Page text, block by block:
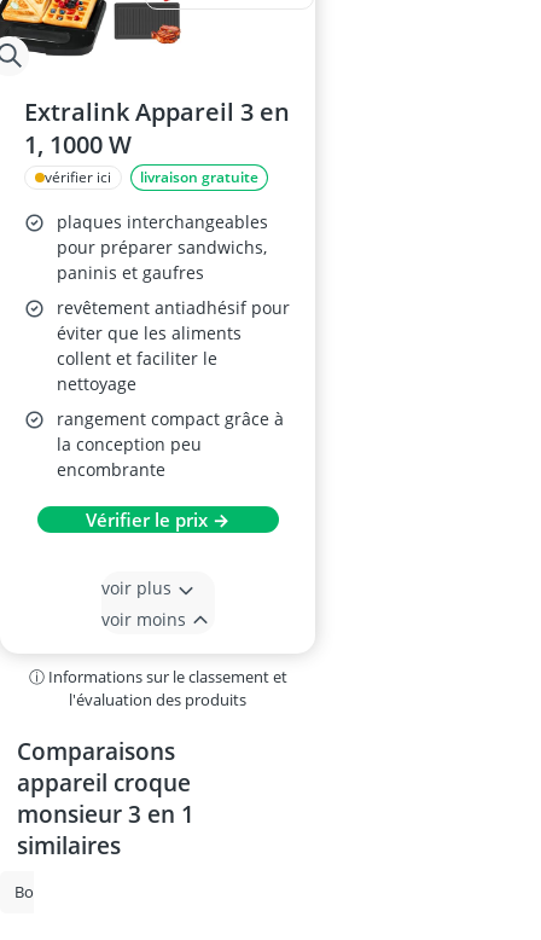
Extralink Appareil 3 en
1, 1000 W
vérifier ici livraison gratuite
plaques interchangeables
pour préparer sandwichs,
paninis et gaufres
revêtement antiadhésif pour
éviter que les aliments
collent et faciliter le
nettoyage
rangement compact grâce à
la conception peu
encombrante
Vérifier le prix →
voir plus
voir moins
ⓘ Informations sur le classement et
l'évaluation des produits
Comparaisons
appareil croque
monsieur 3 en 1
similaires
Bouilloire